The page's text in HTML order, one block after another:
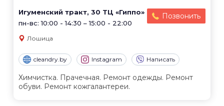
Игуменский тракт, 30 ТЦ «Гиппо»
пн-вс: 10:00 - 14:30 – 15:00 - 22:00
Позвонить
Лошица
cleandry.by Instagram Написать
Химчистка. Прачечная. Ремонт одежды. Ремонт
обуви. Ремонт кожгалантереи.